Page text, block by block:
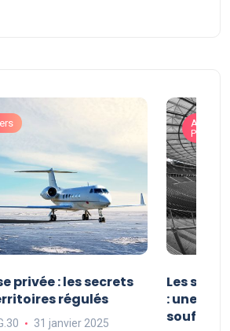
privée : les secrets
régulés
31 janvier 2025
Art de
Les
: une
souffle